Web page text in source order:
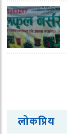
लोकप्रिय